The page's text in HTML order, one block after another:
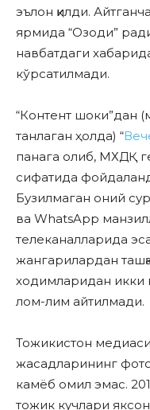
эълон қилди.
ярмида “Озоди”
навбатдаги
кўрсатилмади.
“Контент шоки”дан
танлаган ҳолда) “
панага олиб, МХДҚ
сифатида
Бузилмаган оний
ва WhatsApp
телеканалларида
жангарилардан
ходимларидан икки
лом-лим айтилмади.
Тожикистон медиаси
жасадларининг
камёб омил эмас.
тожик кучлари